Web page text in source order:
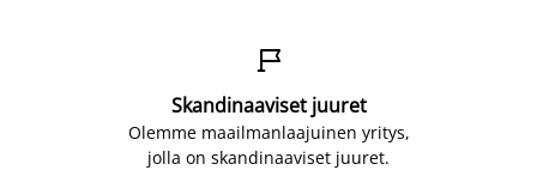

Skandinaaviset juuret
Olemme maailmanlaajuinen yritys,
jolla on skandinaaviset juuret.